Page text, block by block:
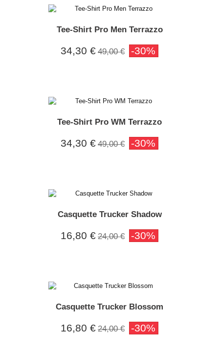
Tee-Shirt Pro Men Terrazzo
34,30 € 49,00 € -30%
Tee-Shirt Pro WM Terrazzo
34,30 € 49,00 € -30%
Casquette Trucker Shadow
16,80 € 24,00 € -30%
Casquette Trucker Blossom
16,80 € 24,00 € -30%